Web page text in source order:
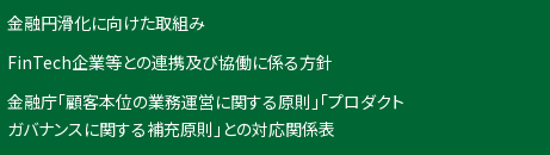
金融円滑化に向けた取組み
FinTech企業等との連携及び協働に係る方針
金融庁「顧客本位の業務運営に関する原則」「プロダクト
ガバナンスに関する補充原則」との対応関係表